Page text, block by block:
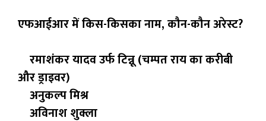
एफआईआर में किस-किसका नाम, कौन-कौन अरेस्ट?
रमाशंकर यादव उर्फ टिन्नू (चम्पत राय का करीबी
और ड्राइवर)
अनुकल्प मिश्र
अविनाश शुक्ला